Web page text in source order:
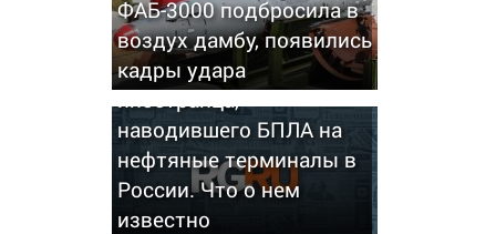
ФАБ-3000 подбросила в
воздух дамбу, появились
кадры удара
Названо имя
иностранца,
наводившего БПЛА на
нефтяные терминалы в
России. Что о нем
известно